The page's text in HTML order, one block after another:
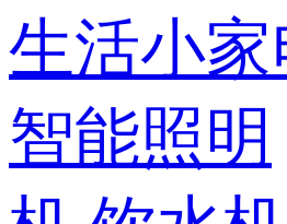
生活小家
智能照明